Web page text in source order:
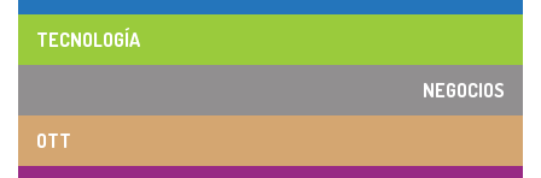
TECNOLOGÍA
NEGOCIOS
OTT